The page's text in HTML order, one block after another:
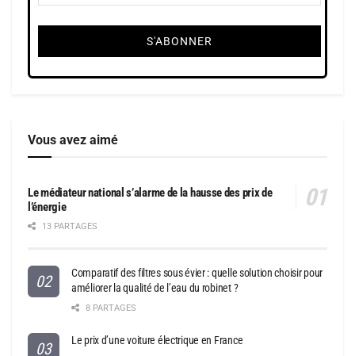
Vous avez aimé
Le médiateur national s’alarme de la hausse des prix de
l’énergie
13 PARTAGES
Comparatif des filtres sous évier : quelle solution choisir pour
améliorer la qualité de l’eau du robinet ?
8 PARTAGES
Le prix d’une voiture électrique en France